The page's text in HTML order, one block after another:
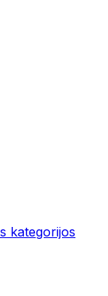
kategorijos